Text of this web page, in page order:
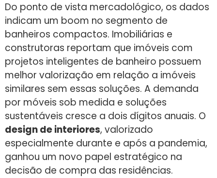
Do ponto de vista mercadológico, os dados
indicam um boom no segmento de
banheiros compactos. Imobiliárias e
construtoras reportam que imóveis com
projetos inteligentes de banheiro possuem
melhor valorização em relação a imóveis
similares sem essas soluções. A demanda
por móveis sob medida e soluções
sustentáveis cresce a dois dígitos anuais. O
design de interiores, valorizado
especialmente durante e após a pandemia,
ganhou um novo papel estratégico na
decisão de compra das residências.